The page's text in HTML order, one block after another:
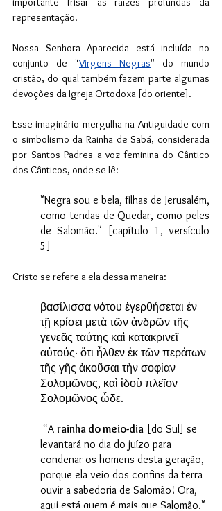
representação.
Nossa Senhora Aparecida está incluída no
conjunto de "Virgens Negras" do mundo
cristão, do qual também fazem parte algumas
devoções da Igreja Ortodoxa [do oriente].
Esse imaginário mergulha na Antiguidade com
o simbolismo da Rainha de Sabá, considerada
por Santos Padres a voz feminina do Cântico
dos Cânticos, onde se lê:
"Negra sou e bela, filhas de Jerusalém,
como tendas de Quedar, como peles
de Salomão." [capítulo 1, versículo
5]
Cristo se refere a ela dessa maneira:
βασίλισσα νότου ἐγερθήσεται ἐν
τῇ κρίσει μετὰ τῶν ἀνδρῶν τῆς
γενεᾶς ταύτης καὶ κατακρινεῖ
αὐτούς· ὅτι ἦλθεν ἐκ τῶν περάτων
τῆς γῆς ἀκοῦσαι τὴν σοφίαν
Σολομῶνος, καὶ ἰδοὺ πλεῖον
Σολομῶνος ὧδε.
“A rainha do meio-dia [do Sul] se
levantará no dia do juízo para
condenar os homens desta geração,
porque ela veio dos confins da terra
ouvir a sabedoria de Salomão! Ora,
aqui está quem é mais que Salomão."